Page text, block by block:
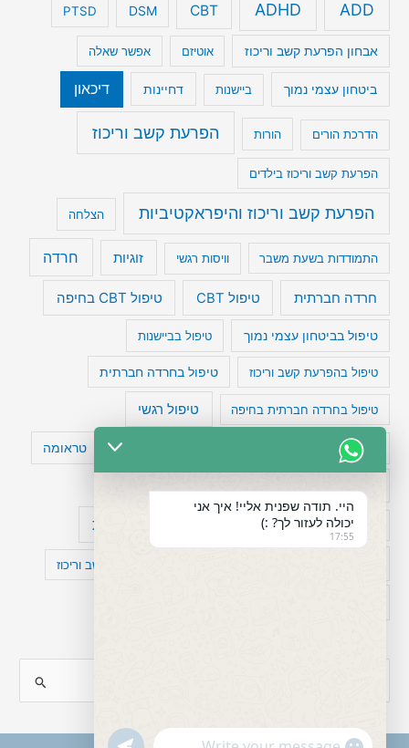
ADD
ADHD
CBT
DSM
PTSD
אבחון הפרעת קשב וריכוז אוטיזם אפשר שאלה
ביטחון עצמי נמוך ביישנות דחיינות דיכאון
הדרכת הורים הורות הפרעת קשב וריכוז
הפרעת קשב וריכוז בילדים
הפרעת קשב וריכוז והיפראקטיביות הצלחה
התמודדות בשעת משבר וויסות רגשי זוגיות חרדה
חרדה חברתית טיפול CBT טיפול CBT בחיפה
טיפול בביטחון עצמי נמוך טיפול בביישנות
טיפול בהפרעת קשב וריכוז טיפול בחרדה חברתית
טיפול בחרדה חברתית בחיפה טיפול רגשי
טיפול תרופתי להפרעת קשב טעויות חשיבה טראומה
מפורסמים עם הפרעת קשב עיצות
קומורבידיות להפרעת קשב וריכוז
a
היי. תודה שפנית אליי! איך אני
יכולה לעזור לך? :)
17:55
"+chaty_settings.lang.emoji_picker+"
undefined